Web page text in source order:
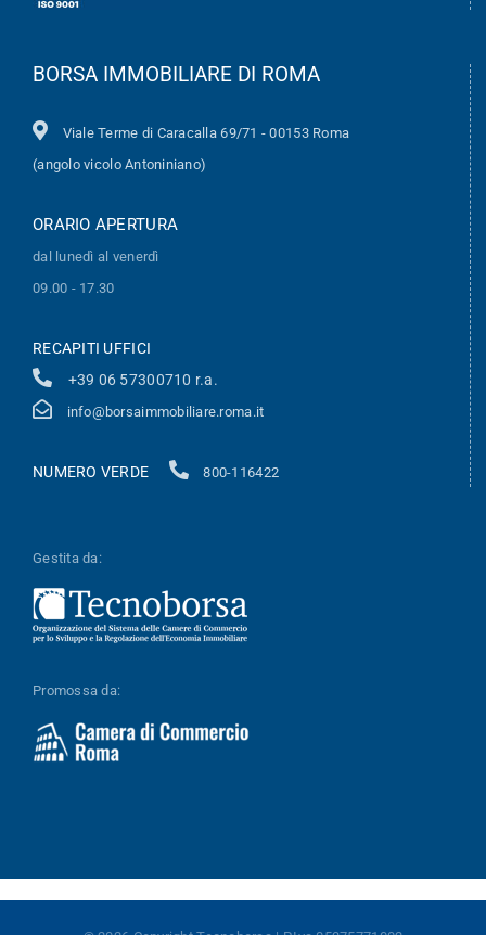
BORSA IMMOBILIARE DI ROMA
Viale Terme di Caracalla 69/71 - 00153 Roma
(angolo vicolo Antoniniano)
ORARIO APERTURA
dal lunedì al venerdì
09.00 - 17.30
RECAPITI UFFICI
+39 06 57300710 r.a.
info@borsaimmobiliare.roma.it
NUMERO VERDE 800-116422
Gestita da:
Promossa da: